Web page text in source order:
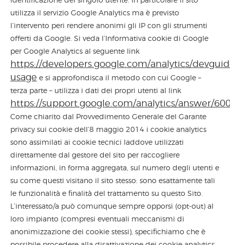
utilizza il servizio Google Analytics ma è previsto
l’intervento peri rendere anonimi gli IP con gli strumenti
offerti da Google. Si veda l’Informativa cookie di Google
per Google Analytics al seguente link
https://developers.google.com/analytics/
usage e si approfondisca il metodo con cui Google –
terza parte – utilizza i dati dei propri utenti al link
https://support.google.com/analytics/answer/
Come chiarito dal Provvedimento Generale del Garante
privacy sui cookie dell’8 maggio 2014 i cookie analytics
sono assimilati ai cookie tecnici laddove utilizzati
direttamente dal gestore del sito per raccogliere
informazioni, in forma aggregata, sul numero degli utenti e
su come questi visitano il sito stesso: sono esattamente tali
le funzionalità e finalità del trattamento su questo Sito.
L’interessato/a può comunque sempre opporsi (opt-out) al
loro impianto (compresi eventuali meccanismi di
anonimizzazione dei cookie stessi), specifichiamo che è